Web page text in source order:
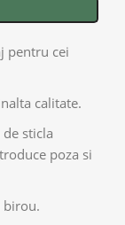
pentru cei
calitate.
sticla
poza si
birou.